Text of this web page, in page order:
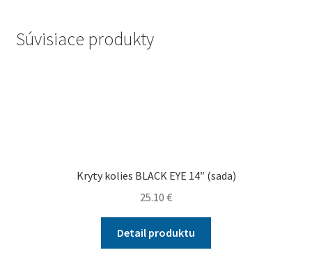
Súvisiace produkty
Kryty kolies BLACK EYE 14″ (sada)
25.10 €
Detail produktu